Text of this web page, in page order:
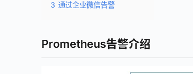
3 通过企业微信告警
Prometheus告警介绍